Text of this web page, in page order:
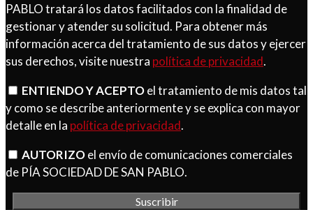
PABLO tratará los datos facilitados con la finalidad de
gestionar y atender su solicitud. Para obtener más
información acerca del tratamiento de sus datos y ejercer
sus derechos, visite nuestra política de privacidad.
ENTIENDO Y ACEPTOel tratamiento de mis datos tal
y como se describe anteriormente y se explica con mayor
detalle en la política de privacidad.
AUTORIZOel envío de comunicaciones comerciales
de PÍA SOCIEDAD DE SAN PABLO.